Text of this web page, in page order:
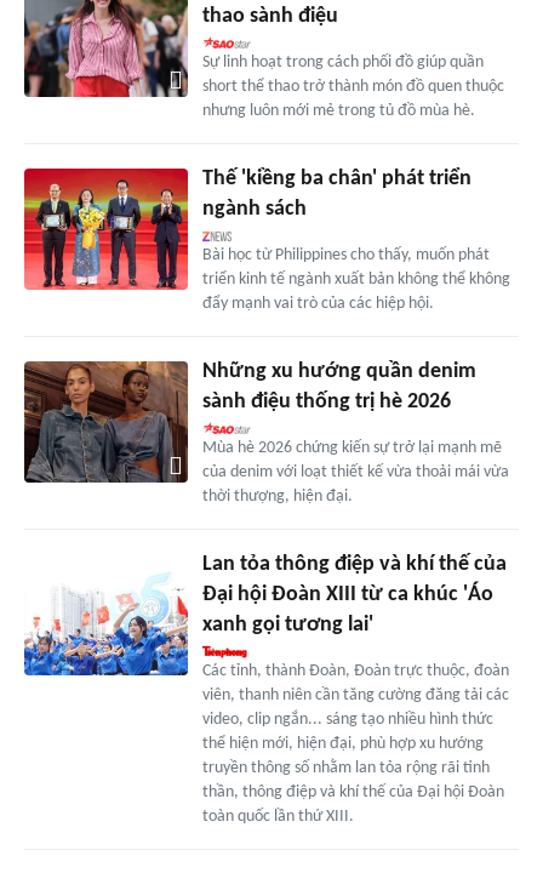
thao sành điệu
Sự linh hoạt trong cách phối đồ giúp quần
short thể thao trở thành món đồ quen thuộc
nhưng luôn mới mẻ trong tủ đồ mùa hè.
Thế 'kiềng ba chân' phát triển
ngành sách
Bài học từ Philippines cho thấy, muốn phát
triển kinh tế ngành xuất bản không thể không
đẩy mạnh vai trò của các hiệp hội.
Những xu hướng quần denim
sành điệu thống trị hè 2026
Mùa hè 2026 chứng kiến sự trở lại mạnh mẽ
của denim với loạt thiết kế vừa thoải mái vừa
thời thượng, hiện đại.
Lan tỏa thông điệp và khí thế của
Đại hội Đoàn XIII từ ca khúc 'Áo
xanh gọi tương lai'
Các tỉnh, thành Đoàn, Đoàn trực thuộc, đoàn
viên, thanh niên cần tăng cường đăng tải các
video, clip ngắn... sáng tạo nhiều hình thức
thể hiện mới, hiện đại, phù hợp xu hướng
truyền thông số nhằm lan tỏa rộng rãi tinh
thần, thông điệp và khí thế của Đại hội Đoàn
toàn quốc lần thứ XIII.